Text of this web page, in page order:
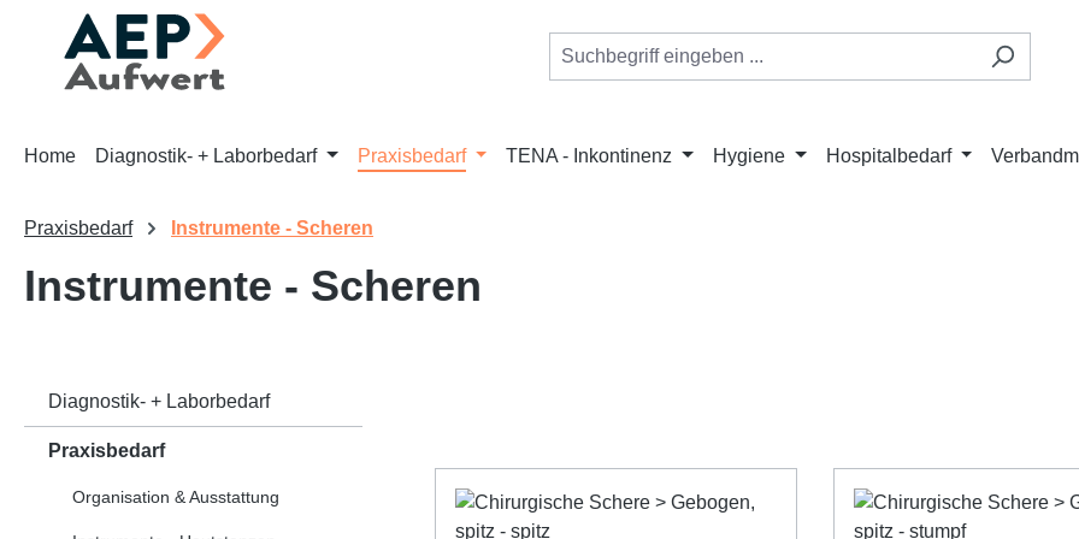
Hauptinhalt springen
Zur Suche springen
Zur Hauptnavigation springen
Home Diagnostik- + Laborbedarf Praxisbedarf TENA - Inkontinenz Hygiene Hospitalbedarf
Praxisbedarf Instrumente - Scheren
Instrumente - Scheren
Diagnostik- + Laborbedarf
Praxisbedarf
Organisation & Ausstattung